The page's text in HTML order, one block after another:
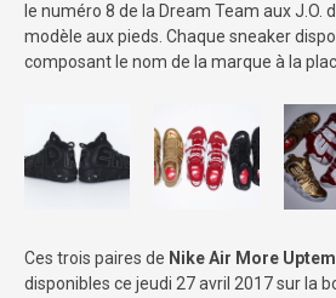
le numéro 8 de la Dream Team aux J.O.
modèle aux pieds. Chaque sneaker
composant le nom de la marque à la
Ces trois paires de Nike Air More
disponibles ce jeudi 27 avril 2017 sur la